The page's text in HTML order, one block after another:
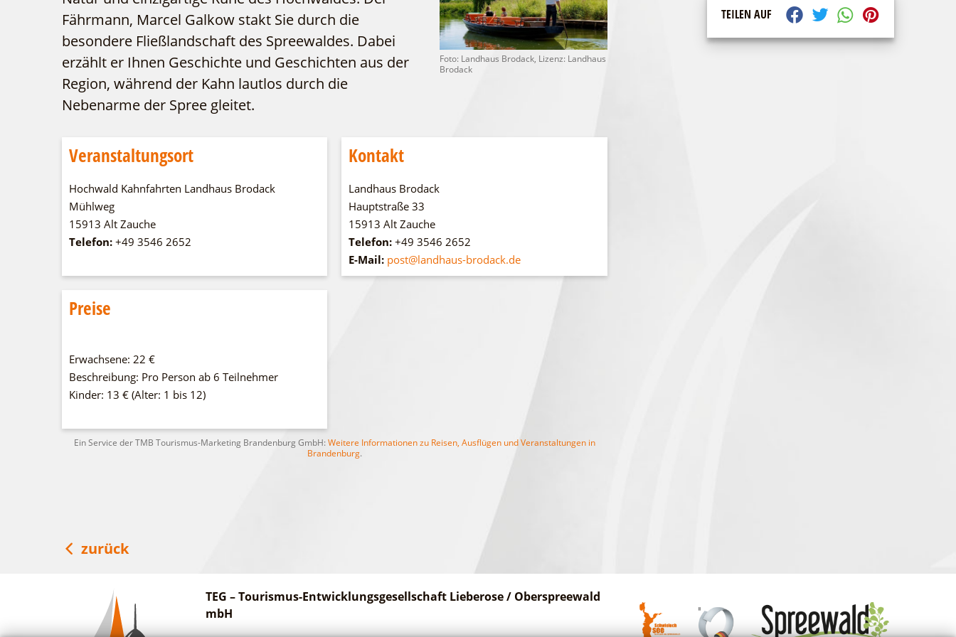
Foto: Landhaus Brodack, Lizenz: Landhaus
Brodack
Fährmann, Marcel Galkow stakt Sie durch die
besondere Fließlandschaft des Spreewaldes. Dabei
erzählt er Ihnen Geschichte und Geschichten aus der
Region, während der Kahn lautlos durch die
Nebenarme der Spree gleitet.
Veranstaltungsort
Hochwald Kahnfahrten Landhaus Brodack
Mühlweg
15913 Alt Zauche
Telefon: +49 3546 2652
Kontakt
Landhaus Brodack
Hauptstraße 33
15913 Alt Zauche
Telefon: +49 3546 2652
E-Mail: post@landhaus-brodack.de
Preise
Erwachsene: 22 €
Beschreibung: Pro Person ab 6 Teilnehmer
Kinder: 13 € (Alter: 1 bis 12)
Ein Service der TMB Tourismus-Marketing Brandenburg GmbH: Weitere Informationen zu Reisen, Ausflügen und Veranstaltungen in
Brandenburg.
TEILEN AUF
zurück
TEG – Tourismus-Entwicklungsgesellschaft Lieberose / Oberspreewald
mbH